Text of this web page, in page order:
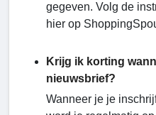
gegeven. Volg de
hier op
Krijg ik korting
nieuwsbrief?
Wanneer je je